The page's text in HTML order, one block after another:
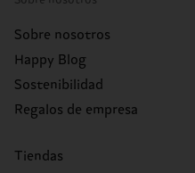
Sobre nosotros
Happy Blog
Sostenibilidad
Regalos de empresa
Tiendas